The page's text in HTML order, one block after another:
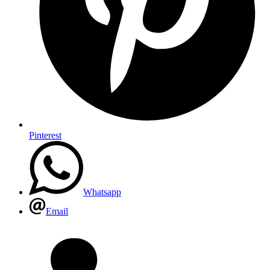
Pinterest
Whatsapp
Email